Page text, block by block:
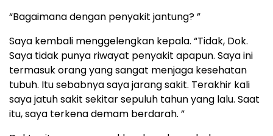
“Bagaimana dengan penyakit jantung? ”
Saya kembali menggelengkan kepala. “Tidak, Dok.
Saya tidak punya riwayat penyakit apapun. Saya ini
termasuk orang yang sangat menjaga kesehatan
tubuh. Itu sebabnya saya jarang sakit. Terakhir kali
saya jatuh sakit sekitar sepuluh tahun yang lalu. Saat
itu, saya terkena demam berdarah. ”